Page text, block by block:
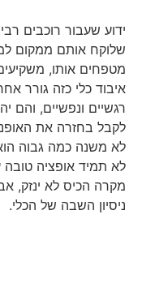
ידוע שעבור רוכבים
שלוקח אותם ממקום
מטפחים אותו,
איבוד כלי כזה גורר
רגשיים ונפשיים, והם
לקבל בחזרה את
לא משנה כמה גבוה
לא תמיד אופציה
מקרה הכיס לא ינזק,
ניסיון השבה של הכלי.